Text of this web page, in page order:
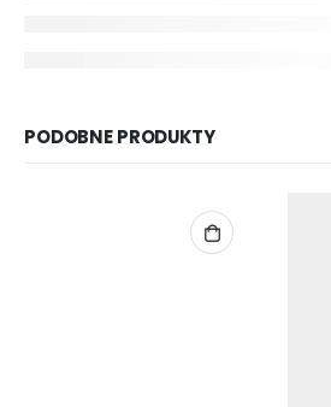
PODOBNE PRODUKTY